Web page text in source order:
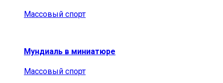
Массовый спорт
Мундиаль в миниатюре
Массовый спорт